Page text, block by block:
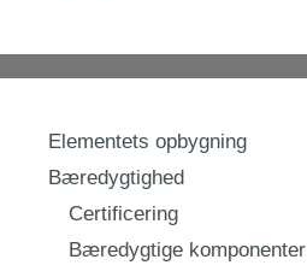
Elementets opbygning
Bæredygtighed
Certificering
Bæredygtige komponenter